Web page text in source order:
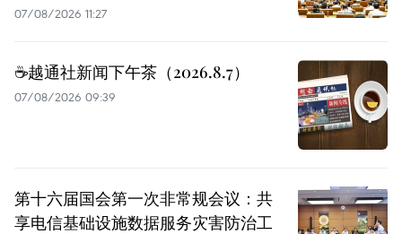
07/08/2026 11:27
☕️越通社新闻下午茶（2026.8.7）
07/08/2026 09:39
第十六届国会第一次非常规会议：共
享电信基础设施数据服务灾害防治工